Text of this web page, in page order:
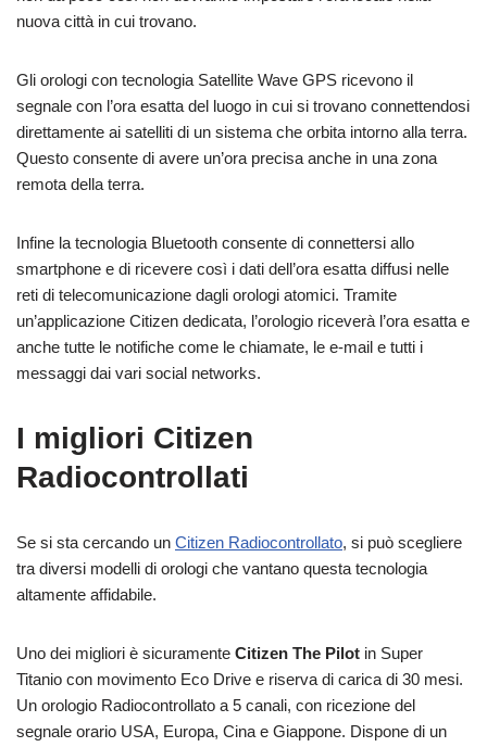
nuova città in cui trovano.
Gli orologi con tecnologia Satellite Wave GPS ricevono il
segnale con l’ora esatta del luogo in cui si trovano connettendosi
direttamente ai satelliti di un sistema che orbita intorno alla terra.
Questo consente di avere un’ora precisa anche in una zona
remota della terra.
Infine la tecnologia Bluetooth consente di connettersi allo
smartphone e di ricevere così i dati dell’ora esatta diffusi nelle
reti di telecomunicazione dagli orologi atomici. Tramite
un’applicazione Citizen dedicata, l’orologio riceverà l’ora esatta e
anche tutte le notifiche come le chiamate, le e-mail e tutti i
messaggi dai vari social networks.
I migliori Citizen
Radiocontrollati
Se si sta cercando un Citizen Radiocontrollato, si può scegliere
tra diversi modelli di orologi che vantano questa tecnologia
altamente affidabile.
Uno dei migliori è sicuramente Citizen The Pilot in Super
Titanio con movimento Eco Drive e riserva di carica di 30 mesi.
Un orologio Radiocontrollato a 5 canali, con ricezione del
segnale orario USA, Europa, Cina e Giappone. Dispone di un